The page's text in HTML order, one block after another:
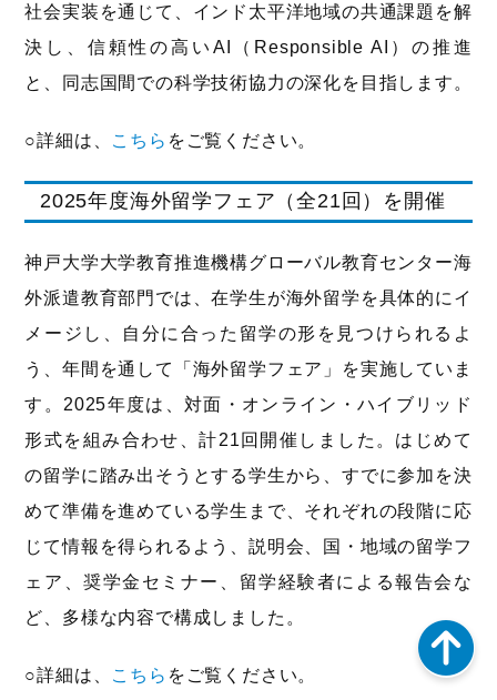
社会実装を通じて、インド太平洋地域の共通課題を解
決し、信頼性の高いAI（Responsible AI）の推進
と、同志国間での科学技術協力の深化を目指します。
○詳細は、 こちら をご覧ください。
2025年度海外留学フェア（全21回）を開催
神戸大学大学教育推進機構グローバル教育センター海
外派遣教育部門では、在学生が海外留学を具体的にイ
メージし、自分に合った留学の形を見つけられるよ
う、年間を通して「海外留学フェア」を実施していま
す。2025年度は、対面・オンライン・ハイブリッド
形式を組み合わせ、計21回開催しました。はじめて
の留学に踏み出そうとする学生から、すでに参加を決
めて準備を進めている学生まで、それぞれの段階に応
じて情報を得られるよう、説明会、国・地域の留学フ
ェア、奨学金セミナー、留学経験者による報告会な
ど、多様な内容で構成しました。
○詳細は、 こちら をご覧ください。